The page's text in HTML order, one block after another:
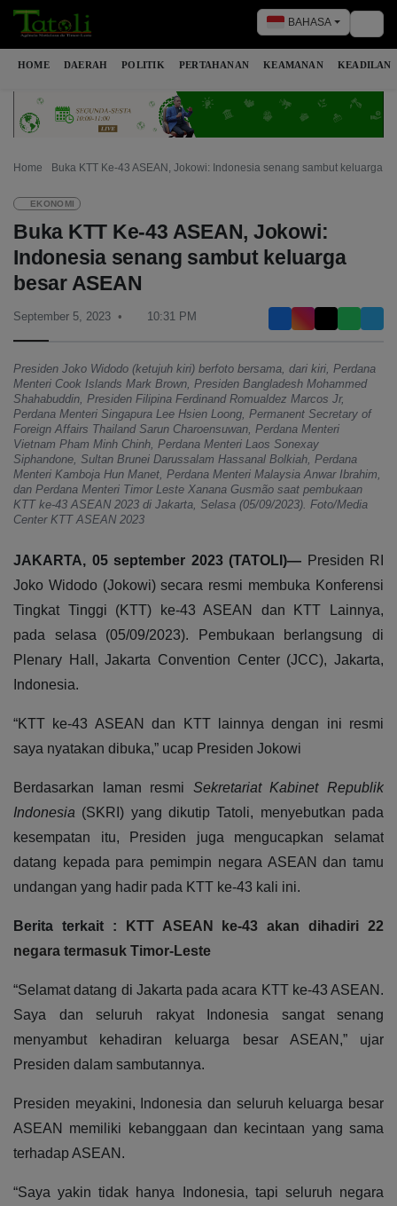
BAHASA
HOME DAERAH POLITIK PERTAHANAN KEAMANAN KEADILAN
Home Buka KTT Ke-43 ASEAN, Jokowi: Indonesia senang sambut keluarga
EKONOMI
Buka KTT Ke-43 ASEAN, Jokowi:
Indonesia senang sambut keluarga
besar ASEAN
September 5, 2023 10:31 PM
Presiden Joko Widodo (ketujuh kiri) berfoto bersama, dari kiri, Perdana
Menteri Cook Islands Mark Brown, Presiden Bangladesh Mohammed
Shahabuddin, Presiden Filipina Ferdinand Romualdez Marcos Jr,
Perdana Menteri Singapura Lee Hsien Loong, Permanent Secretary of
Foreign Affairs Thailand Sarun Charoensuwan, Perdana Menteri
Vietnam Pham Minh Chinh, Perdana Menteri Laos Sonexay
Siphandone, Sultan Brunei Darussalam Hassanal Bolkiah, Perdana
Menteri Kamboja Hun Manet, Perdana Menteri Malaysia Anwar Ibrahim,
dan Perdana Menteri Timor Leste Xanana Gusmão saat pembukaan
KTT ke-43 ASEAN 2023 di Jakarta, Selasa (05/09/2023). Foto/Media
Center KTT ASEAN 2023
JAKARTA, 05 september 2023 (TATOLI)— Presiden RI
Joko Widodo (Jokowi) secara resmi membuka Konferensi
Tingkat Tinggi (KTT) ke-43 ASEAN dan KTT Lainnya,
pada selasa (05/09/2023). Pembukaan berlangsung di
Plenary Hall, Jakarta Convention Center (JCC), Jakarta,
Indonesia.
“KTT ke-43 ASEAN dan KTT lainnya dengan ini resmi
saya nyatakan dibuka,” ucap Presiden Jokowi
Berdasarkan laman resmi Sekretariat Kabinet Republik
Indonesia (SKRI) yang dikutip Tatoli, menyebutkan pada
kesempatan itu, Presiden juga mengucapkan selamat
datang kepada para pemimpin negara ASEAN dan tamu
undangan yang hadir pada KTT ke-43 kali ini.
Berita terkait :
KTT ASEAN ke-43 akan dihadiri 22
negara termasuk Timor-Leste
“Selamat datang di Jakarta pada acara KTT ke-43 ASEAN.
Saya dan seluruh rakyat Indonesia sangat senang
menyambut kehadiran keluarga besar ASEAN,” ujar
Presiden dalam sambutannya.
Presiden meyakini, Indonesia dan seluruh keluarga besar
ASEAN memiliki kebanggaan dan kecintaan yang sama
terhadap ASEAN.
“Saya yakin tidak hanya Indonesia, tapi seluruh negara